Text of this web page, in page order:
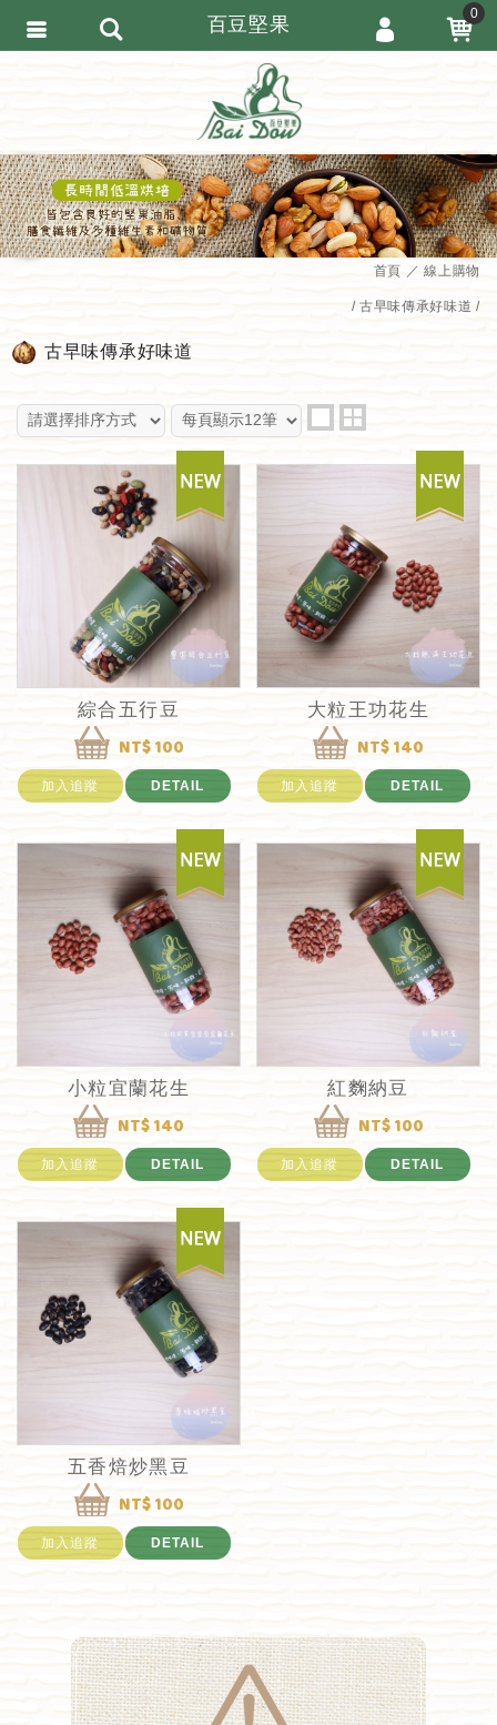
首頁 線上購物
古早味傳承好味道
古早味傳承好味道
綜合五行豆
NT$ 100
加入追蹤 DETAIL
大粒王功花生
NT$ 140
加入追蹤 DETAIL
小粒宜蘭花生
NT$ 140
加入追蹤 DETAIL
紅麴納豆
NT$ 100
加入追蹤 DETAIL
五香焙炒黑豆
NT$ 100
加入追蹤 DETAIL
百豆堅果 0
會員登入
會員註冊
忘記密碼
訂單查詢
追蹤清單
繁體中文